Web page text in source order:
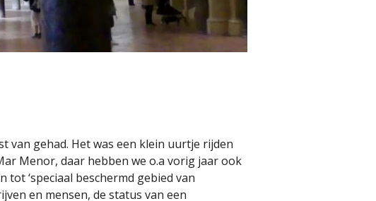
van gehad. Het was een klein uurtje rijden
Menor, daar hebben we o.a vorig jaar ook
‘speciaal beschermd gebied van
en mensen, de status van een